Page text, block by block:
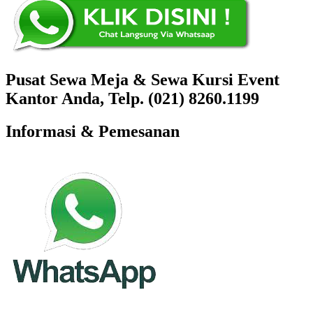
Pusat Sewa Meja & Sewa Kursi Event
Kantor Anda, Telp. (021) 8260.1199
Informasi & Pemesanan